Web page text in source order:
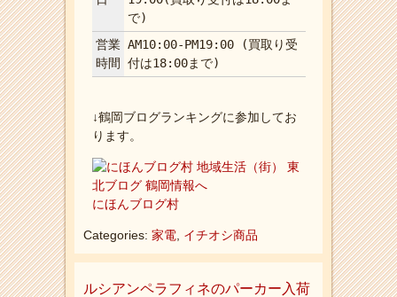
で)
営業
時間
AM10:00-PM19:00 (買取り受
付は18:00まで)
↓鶴岡ブログランキングに参加してお
ります。
にほんブログ村
Categories: 家電 イチオシ商品
ルシアンペラフィネのパーカー入荷